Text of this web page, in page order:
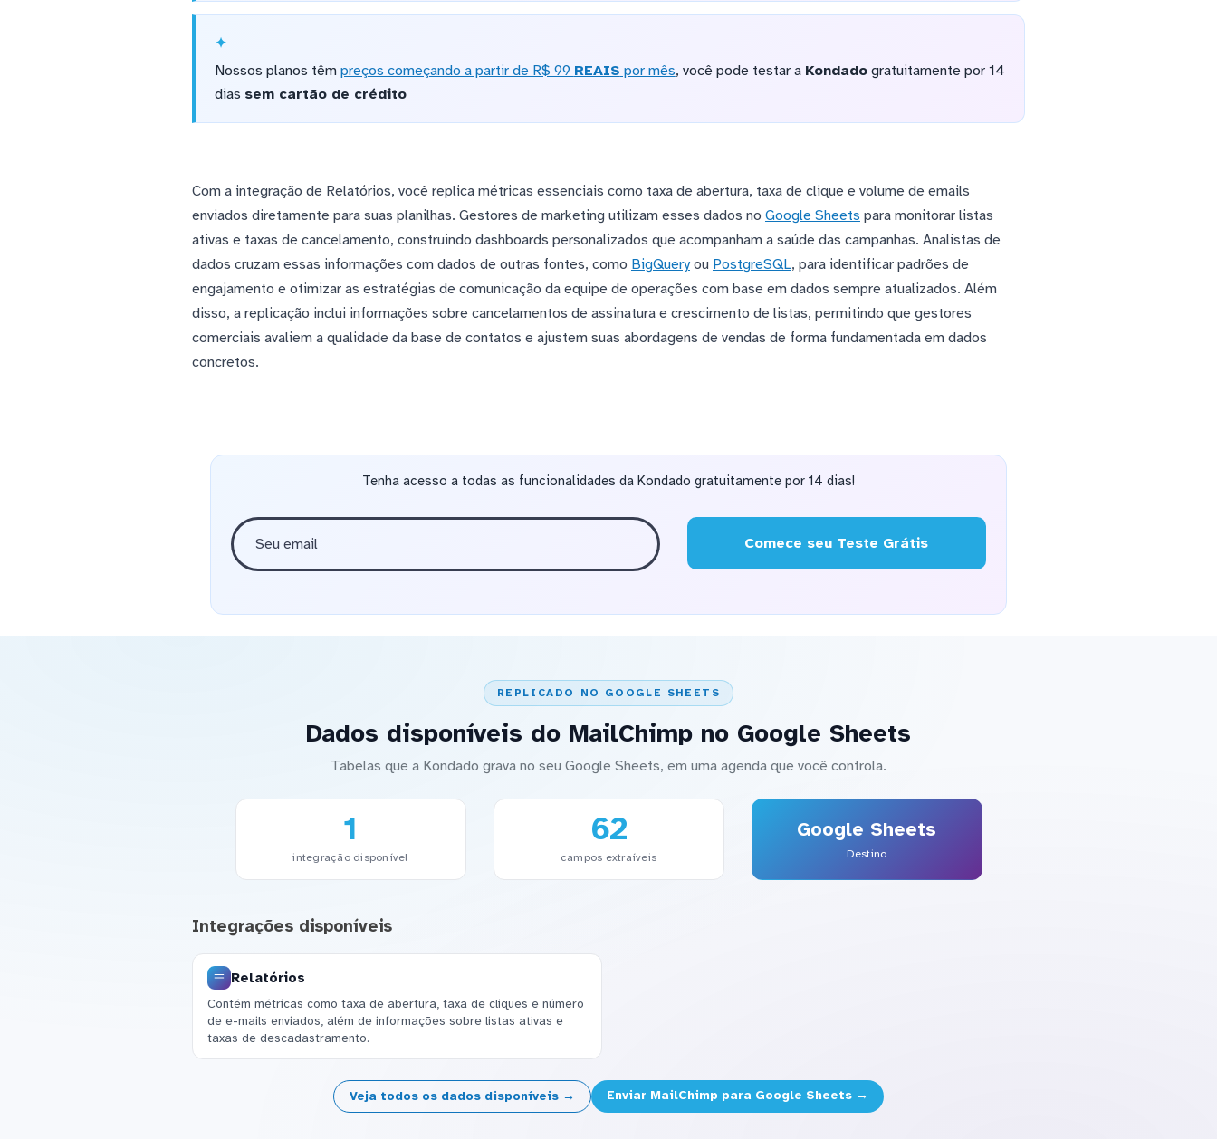
Nossos planos têm preços começando a partir de R$ 99 REAIS por mês, você pode testar a Kondadogratuitamente por 14
dias sem cartão de crédito
Com a integração de Relatórios, você replica métricas essenciais como taxa de abertura, taxa de clique e volume de emails
enviados diretamente para suas planilhas. Gestores de marketing utilizam esses dados no Google Sheets para monitorar listas
ativas e taxas de cancelamento, construindo dashboards personalizados que acompanham a saúde das campanhas. Analistas de
dados cruzam essas informações com dados de outras fontes, como BigQueryou PostgreSQL, para identificar padrões de
engajamento e otimizar as estratégias de comunicação da equipe de operações com base em dados sempre atualizados. Além
disso, a replicação inclui informações sobre cancelamentos de assinatura e crescimento de listas, permitindo que gestores
comerciais avaliem a qualidade da base de contatos e ajustem suas abordagens de vendas de forma fundamentada em dados
concretos.
Tenha acesso a todas as funcionalidades da Kondado gratuitamente por 14 dias!
Comece seu Teste Grátis
REPLICADO NO GOOGLE SHEETS
Dados disponíveis do MailChimp no Google Sheets
Tabelas que a Kondado grava no seu Google Sheets, em uma agenda que você controla.
1
integração disponível
62
campos extraíveis
Google Sheets
Destino
Integrações disponíveis
Relatórios
Contém métricas como taxa de abertura, taxa de cliques e número
de e-mails enviados, além de informações sobre listas ativas e
taxas de descadastramento.
Veja todos os dados disponíveis → Enviar MailChimp para Google Sheets →